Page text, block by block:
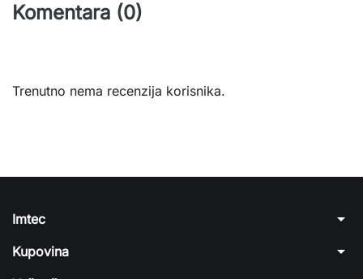
Komentara (0)
Trenutno nema recenzija korisnika.
Imtec arrow_drop_down
Kupovina arrow_drop_down